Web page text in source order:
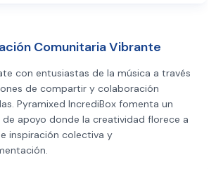
Comunitaria Vibrante
con entusiastas de la música a través
de compartir y colaboración
Pyramixed IncrediBox fomenta un
apoyo donde la creatividad florece a
inspiración colectiva y